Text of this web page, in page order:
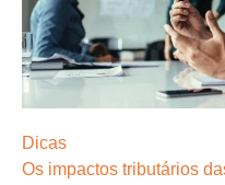
Dicas
Os impactos tributários